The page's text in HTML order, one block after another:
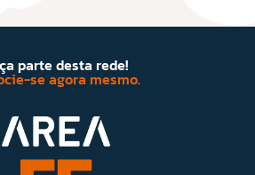
parte desta rede!
se agora mesmo.